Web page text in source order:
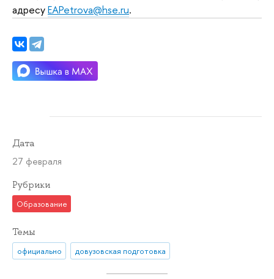
адресуEAPetrova@hse.ru.
Дата
27 февраля
Рубрики
Образование
Темы
официально довузовская подготовка